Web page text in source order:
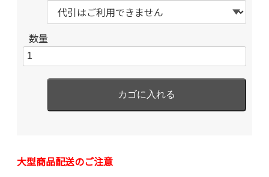
数量
大型商品配送のご注意